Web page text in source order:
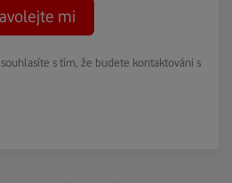
mi
s tím, že budete kontaktováni s